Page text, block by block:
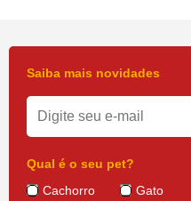
Saiba mais novidades
Qual é o seu pet?
Cachorro
Gato